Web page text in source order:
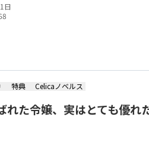
日
特典 Celicaノベルス
れた令嬢、実はとても優れ